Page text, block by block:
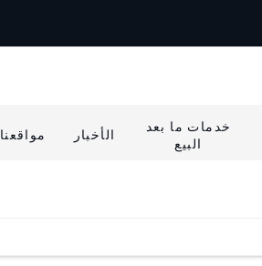
خدمات ما بعد
البيع
الأخبار مواقعنا